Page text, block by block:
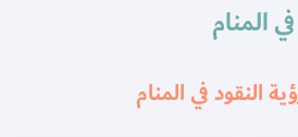
المنام
النقود في المنام